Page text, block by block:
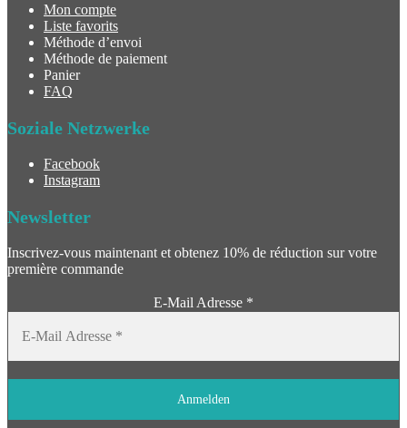
Mon compte
Liste favorits
Méthode d’envoi
Méthode de paiement
Panier
FAQ
Soziale Netzwerke
Facebook
Instagram
Newsletter
Inscrivez-vous maintenant et obtenez 10% de réduction sur votre
première commande
E-Mail Adresse *